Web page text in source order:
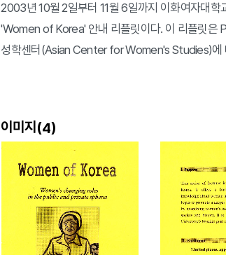
2003년 10월 2일부터 11월 6일까지 이화여자대
'Women of Korea' 안내 리플릿이다. 이 리플릿은
성학센터(Asian Center for Women's Studies)에
이미지(4)